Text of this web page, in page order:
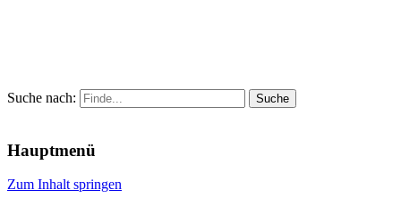
Suche nach:
Hauptmenü
Zum Inhalt springen